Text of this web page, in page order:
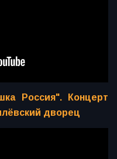
Россия". Концерт
дворец